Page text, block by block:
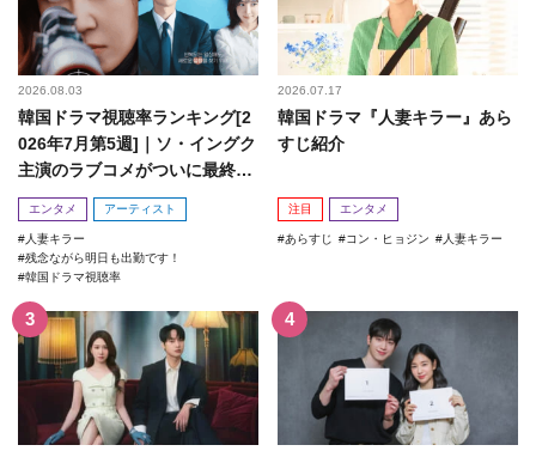
2026.08.03
韓国ドラマ視聴率ランキング[2
026年7月第5週]｜ソ・イングク
主演のラブコメがついに最終
回！
エンタメ アーティスト
人妻キラー
残念ながら明日も出勤です！
韓国ドラマ視聴率
2026.07.17
韓国ドラマ『人妻キラー』あら
すじ紹介
注目 エンタメ
あらすじ コン・ヒョジン 人妻キラー